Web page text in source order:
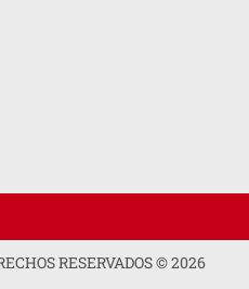
RESERVADOS ©2026